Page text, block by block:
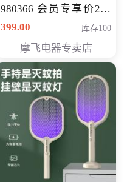
980366 会员专享价299
元
399.00 库存100
摩飞电器专卖店